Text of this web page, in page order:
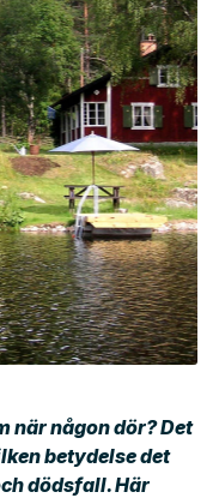
när någon dör? Det
betydelse det
dödsfall. Här